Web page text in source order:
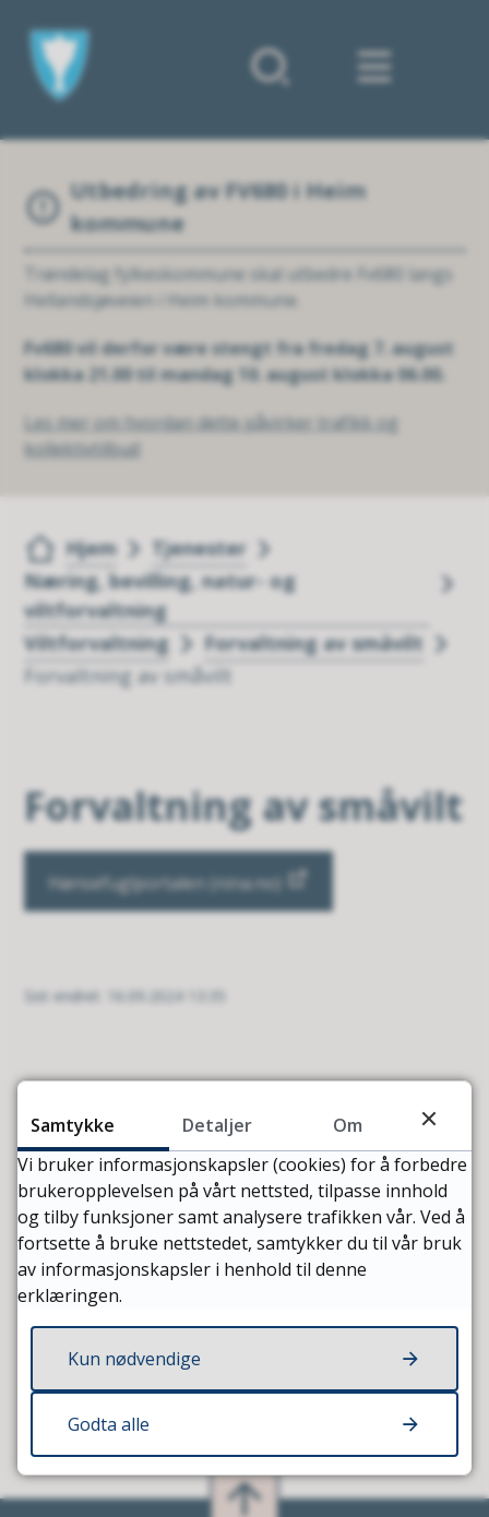
Forsiden
Utbedring av FV680 i Heim
kommune
Trøndelag fylkeskommune skal utbedre Fv680 langs
Hellandsjøveien i Heim kommune.
Fv680 vil derfor være stengt fra fredag 7. august
klokka 21.00 til mandag 10. august klokka 06.00.
Les mer om hvordan dette påvirker trafikk og
kollektivtilbud
Du er her:
Hjem
Tjenester
Næring, bevilling, natur- og
viltforvaltning
Viltforvaltning
Forvaltning av småvilt
Forvaltning av småvilt
Forvaltning av småvilt
Hønsefuglportalen (nina.no)
Sist endret 16.09.2024 13:35
Fant du det du lette etter?
Samtykke Detaljer
Om
Vi bruker informasjonskapsler (cookies) for å forbedre
brukeropplevelsen på vårt nettsted, tilpasse innhold
og tilby funksjoner samt analysere trafikken vår. Ved å
fortsette å bruke nettstedet, samtykker du til vår bruk
av informasjonskapsler i henhold til denne
erklæringen.
Kun nødvendige
Godta alle